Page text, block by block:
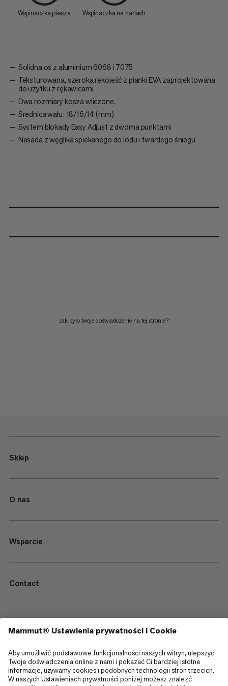
Wspinaczka piesza Wspinaczka na nartach
Solidna oś z aluminium 6068 i 7075
Teksturowana, szeroka rękojeść z pianki EVA zaprojektowana
do użytku z rękawicami.
Dwa rozmiary kosza wliczone.
Średnica wału: 18/16/14 (mm)
System blokady Easy Adjust z dwoma punktami
Nasada z węglika spiekanego do lodu i twardego śniegu
Jak było twoje doświadczenie na tej stronie?
Sklep
O nas
Wsparcie
Contact
—